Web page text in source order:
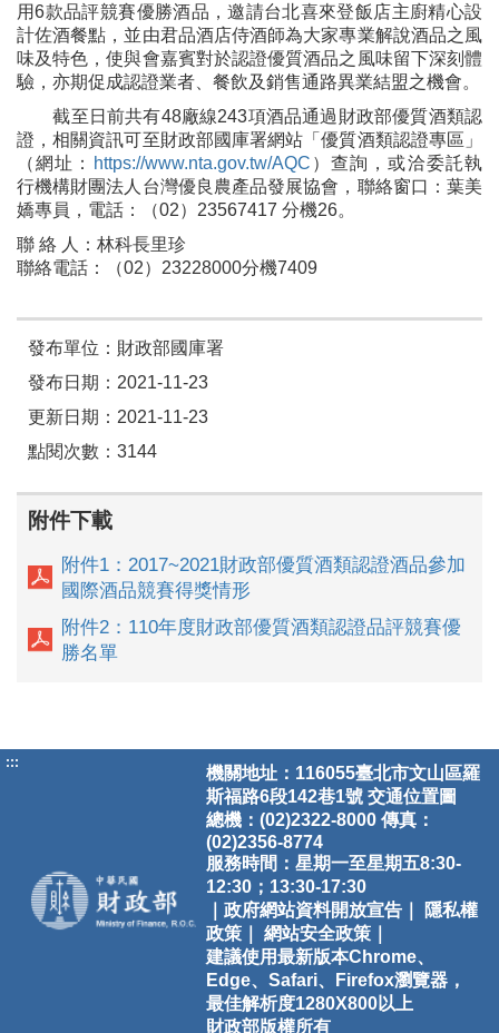
用6款品評競賽優勝酒品，邀請台北喜來登飯店主廚精心設
計佐酒餐點，並由君品酒店侍酒師為大家專業解說酒品之風
味及特色，使與會嘉賓對於認證優質酒品之風味留下深刻體
驗，亦期促成認證業者、餐飲及銷售通路異業結盟之機會。
截至日前共有48廠線243項酒品通過財政部優質酒類認
證，相關資訊可至財政部國庫署網站「優質酒類認證專區」
（網址：
https://www.nta.gov.tw/AQC ）查詢，或洽委託執
行機構財團法人台灣優良農產品發展協會，聯絡窗口：葉美
嬌專員，電話：（02）23567417 分機26。
聯 絡 人：林科長里珍
聯絡電話：（02）23228000分機7409
發布單位：財政部國庫署
發布日期：2021-11-23
更新日期：2021-11-23
點閱次數：3144
附件下載
附件1：2017~2021財政部優質酒類認證酒品參加
國際酒品競賽得獎情形
附件2：110年度財政部優質酒類認證品評競賽優
勝名單
:::
機關地址：116055臺北市文山區羅
斯福路6段142巷1號 交通位置圖
總機：(02)2322-8000 傳真：
(02)2356-8774
服務時間：星期一至星期五8:30-
12:30；13:30-17:30
｜政府網站資料開放宣告｜
隱私權
政策｜
網站安全政策｜
建議使用最新版本Chrome、
Edge、Safari、Firefox瀏覽器，
最佳解析度1280X800以上
財政部版權所有